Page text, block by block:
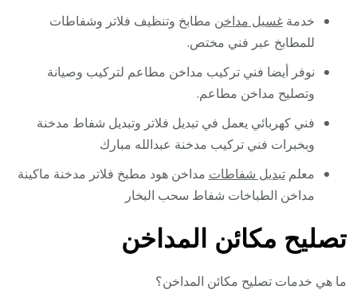
خدمةغسيل مداخن مطابخ وتنظيف فلاتر وشفاطات
للمطابخ عبر فني مختص.
نوفر أيضا فني تركيب مداخن مطاعم لتركيب وصيانة
وتصليح مداخن مطاعم.
فني كهربائي يعمل في تبديل فلاتر وتبديل شفاط مدخنة
وبخبرات فني تركيب مدخنة عبدالله مبارك
معلمتبديل شفاطات مداخن هود مطبخ فلاتر مدخنة ماكينة
مداخن الطباخات شفاط سحب البخار
تصليح مكائن المداخن
ما هي خدمات تصليح مكائن المداخن؟